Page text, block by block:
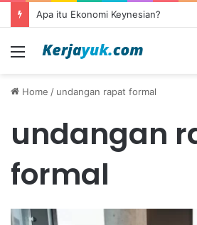
Apa itu Ekonomi Keynesian?
Menu
Home / undangan rapat formal
undangan
formal